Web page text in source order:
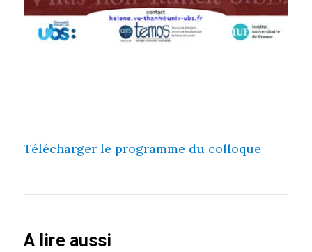
Télécharger le programme du colloque
A lire aussi